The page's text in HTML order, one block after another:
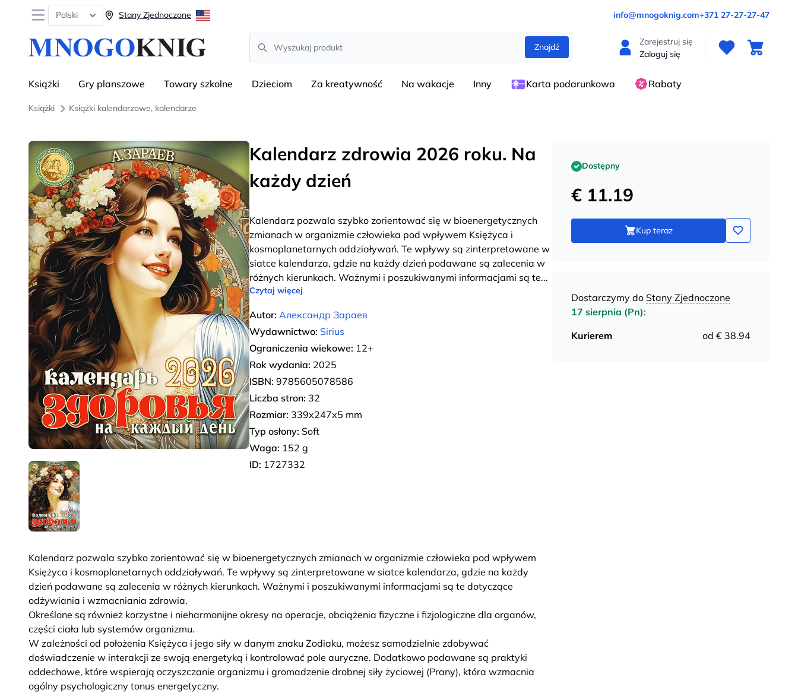
Open menu
Polski Stany Zjednoczone info@mnogoknig.com+371 27-27-27-47
Search
Znajdź
Zarejestruj się
Zaloguj się
Książki Gry planszowe Towary szkolne Dzieciom Za kreatywność Na wakacje Inny Karta podarunkowa Rabaty
Książki Książki kalendarzowe, kalendarze
Kalendarz zdrowia 2026 roku. Na
każdy dzień
Kalendarz pozwala szybko zorientować się w bioenergetycznych
zmianach w organizmie człowieka pod wpływem Księżyca i
kosmoplanetarnych oddziaływań. Te wpływy są zinterpretowane w
siatce kalendarza, gdzie na każdy dzień podawane są zalecenia w
różnych kierunkach. Ważnymi i poszukiwanymi informacjami są te...
Czytaj więcej
Autor: Александр Зараев
Wydawnictwo: Sirius
Ograniczenia wiekowe: 12+
Rok wydania: 2025
ISBN: 9785605078586
Liczba stron: 32
Rozmiar: 339x247x5 mm
Typ osłony: Soft
Waga: 152 g
ID: 1727332
Kalendarz pozwala szybko zorientować się w bioenergetycznych zmianach w organizmie człowieka pod wpływem
Księżyca i kosmoplanetarnych oddziaływań. Te wpływy są zinterpretowane w siatce kalendarza, gdzie na każdy
dzień podawane są zalecenia w różnych kierunkach. Ważnymi i poszukiwanymi informacjami są te dotyczące
odżywiania i wzmacniania zdrowia.
Określone są również korzystne i nieharmonijne okresy na operacje, obciążenia fizyczne i fizjologiczne dla organów,
części ciała lub systemów organizmu.
W zależności od położenia Księżyca i jego siły w danym znaku Zodiaku, możesz samodzielnie zdobywać
doświadczenie w interakcji ze swoją energetyką i kontrolować pole auryczne. Dodatkowo podawane są praktyki
oddechowe, które wspierają oczyszczanie organizmu i gromadzenie drobnej siły życiowej (Prany), która wzmacnia
ogólny psychologiczny tonus energetyczny.
Dostępny
€ 11.19
Kup teraz
Dostarczymy do Stany Zjednoczone
17 sierpnia (Pn):
Kurierem
od € 38.94